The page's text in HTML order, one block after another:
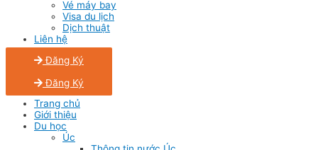
Vé máy bay
Visa du lịch
Dịch thuật
Liên hệ
Đăng Ký
Đăng Ký
Trang chủ
Giới thiệu
Du học
Úc